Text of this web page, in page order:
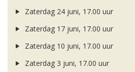
Zaterdag 24 juni, 17.00 uur
Zaterdag 17 juni, 17.00 uur
Zaterdag 10 juni, 17.00 uur
Zaterdag 3 juni, 17.00 uur